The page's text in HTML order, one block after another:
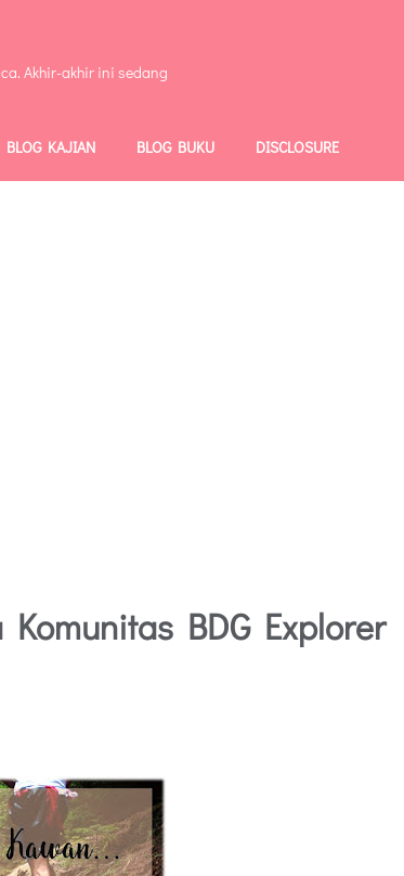
Akhir-akhir ini sedang
BLOG KAJIAN BLOG BUKU DISCLOSURE
BDG Explorer